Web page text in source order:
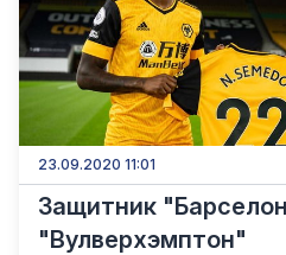
23.09.2020 11:01
Защитник
"Вулверхэмптон"